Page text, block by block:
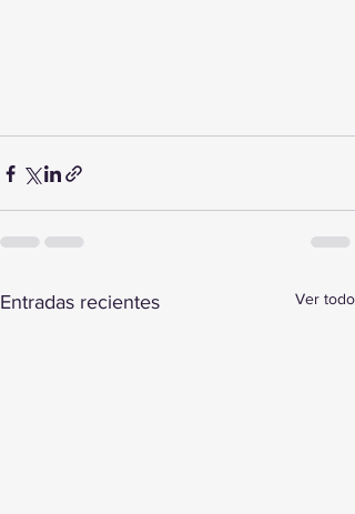
Entradas recientes Ver todo